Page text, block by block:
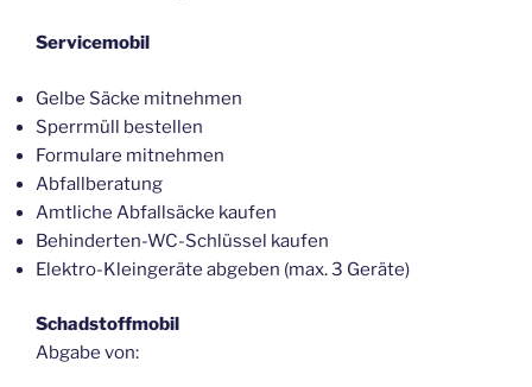
Servicemobil
Gelbe Säcke mitnehmen
Sperrmüll bestellen
Formulare mitnehmen
Abfallberatung
Amtliche Abfallsäcke kaufen
Behinderten-WC-Schlüssel kaufen
Elektro-Kleingeräte abgeben (max. 3 Geräte)
Schadstoffmobil
Abgabe von: